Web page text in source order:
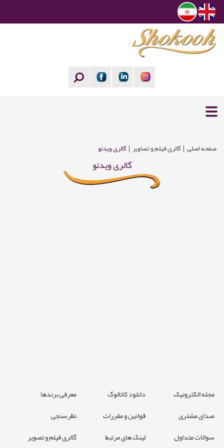
صفحه اصلی گالری فیلم و تصاویر گالری ویدئو
گالری ویدئو
مجله الکترونیک دانلود کاتالوگ
معرفی برندها
صدای مشتری
قوانین و مقررات
نظرسنجی
سوالات متداول
لینک های مرتبط گالری فیلم و تصویر